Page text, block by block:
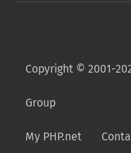
Copyright © 2001-
Group
My PHP.net